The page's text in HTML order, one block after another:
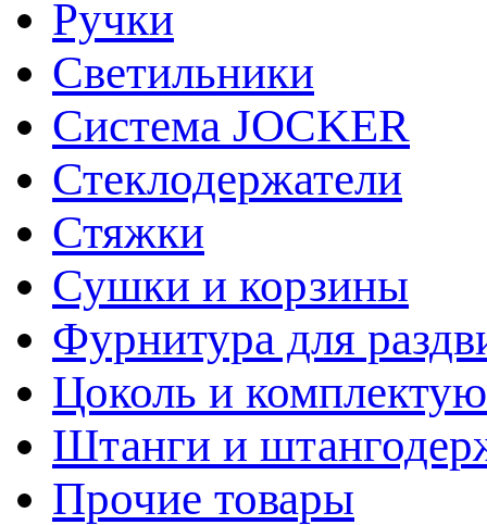
Ручки
Светильники
Система JOCKER
Стеклодержатели
Стяжки
Сушки и корзины
Фурнитура для
Цоколь и
Штанги и
Прочие товары